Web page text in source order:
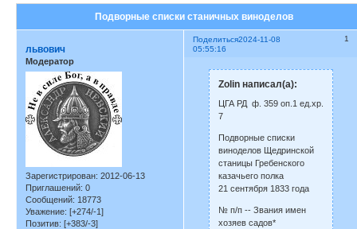
Подворные списки станичных виноделов
Поделиться 1
2024-11-08
05:55:16
львович
Модератор
Зарегистрирован: 2012-06-13
Приглашений: 0
Сообщений: 18773
Уважение: [+274/-1]
Позитив: [+383/-3]
Zolin написал(а):
ЦГА РД ф. 359 оп.1 ед.хр.
7
Подворные списки
виноделов Щедринской
станицы Гребенского
казачьего полка
21 сентября 1833 года
№ п/п -- Звания имен
хозяев садов*